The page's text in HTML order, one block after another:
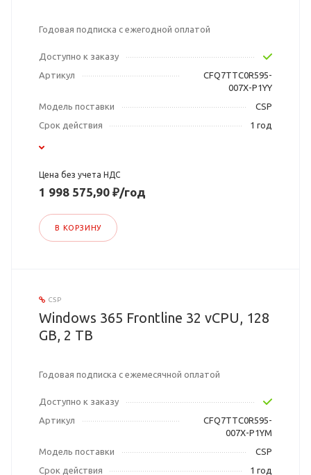
Годовая подписка с ежегодной оплатой
Доступно к заказу
Артикул
CFQ7TTC0R595-
007X-P1YY
Модель поставки
CSP
Срок действия
1 год
Цена без учета НДС
1 998 575,90 ₽/год
В КОРЗИНУ
CSP
Windows 365 Frontline 32 vCPU, 128
GB, 2 TB
Годовая подписка с ежемесячной оплатой
Доступно к заказу
Артикул
CFQ7TTC0R595-
007X-P1YM
Модель поставки
CSP
Срок действия
1 год